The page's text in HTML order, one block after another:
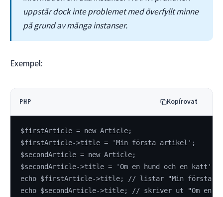
uppstår dock inte problemet med överfyllt minne
på grund av många instanser.
Exempel:
PHP Kopírovat
$firstArticle = new Article;
$firstArticle->title = 'Min första artikel';
$secondArticle = new Article;
$secondArticle->title = 'Om en hund och en katt';
echo $firstArticle->title; // listar "Min första
echo $secondArticle->title; // skriver ut "Om en